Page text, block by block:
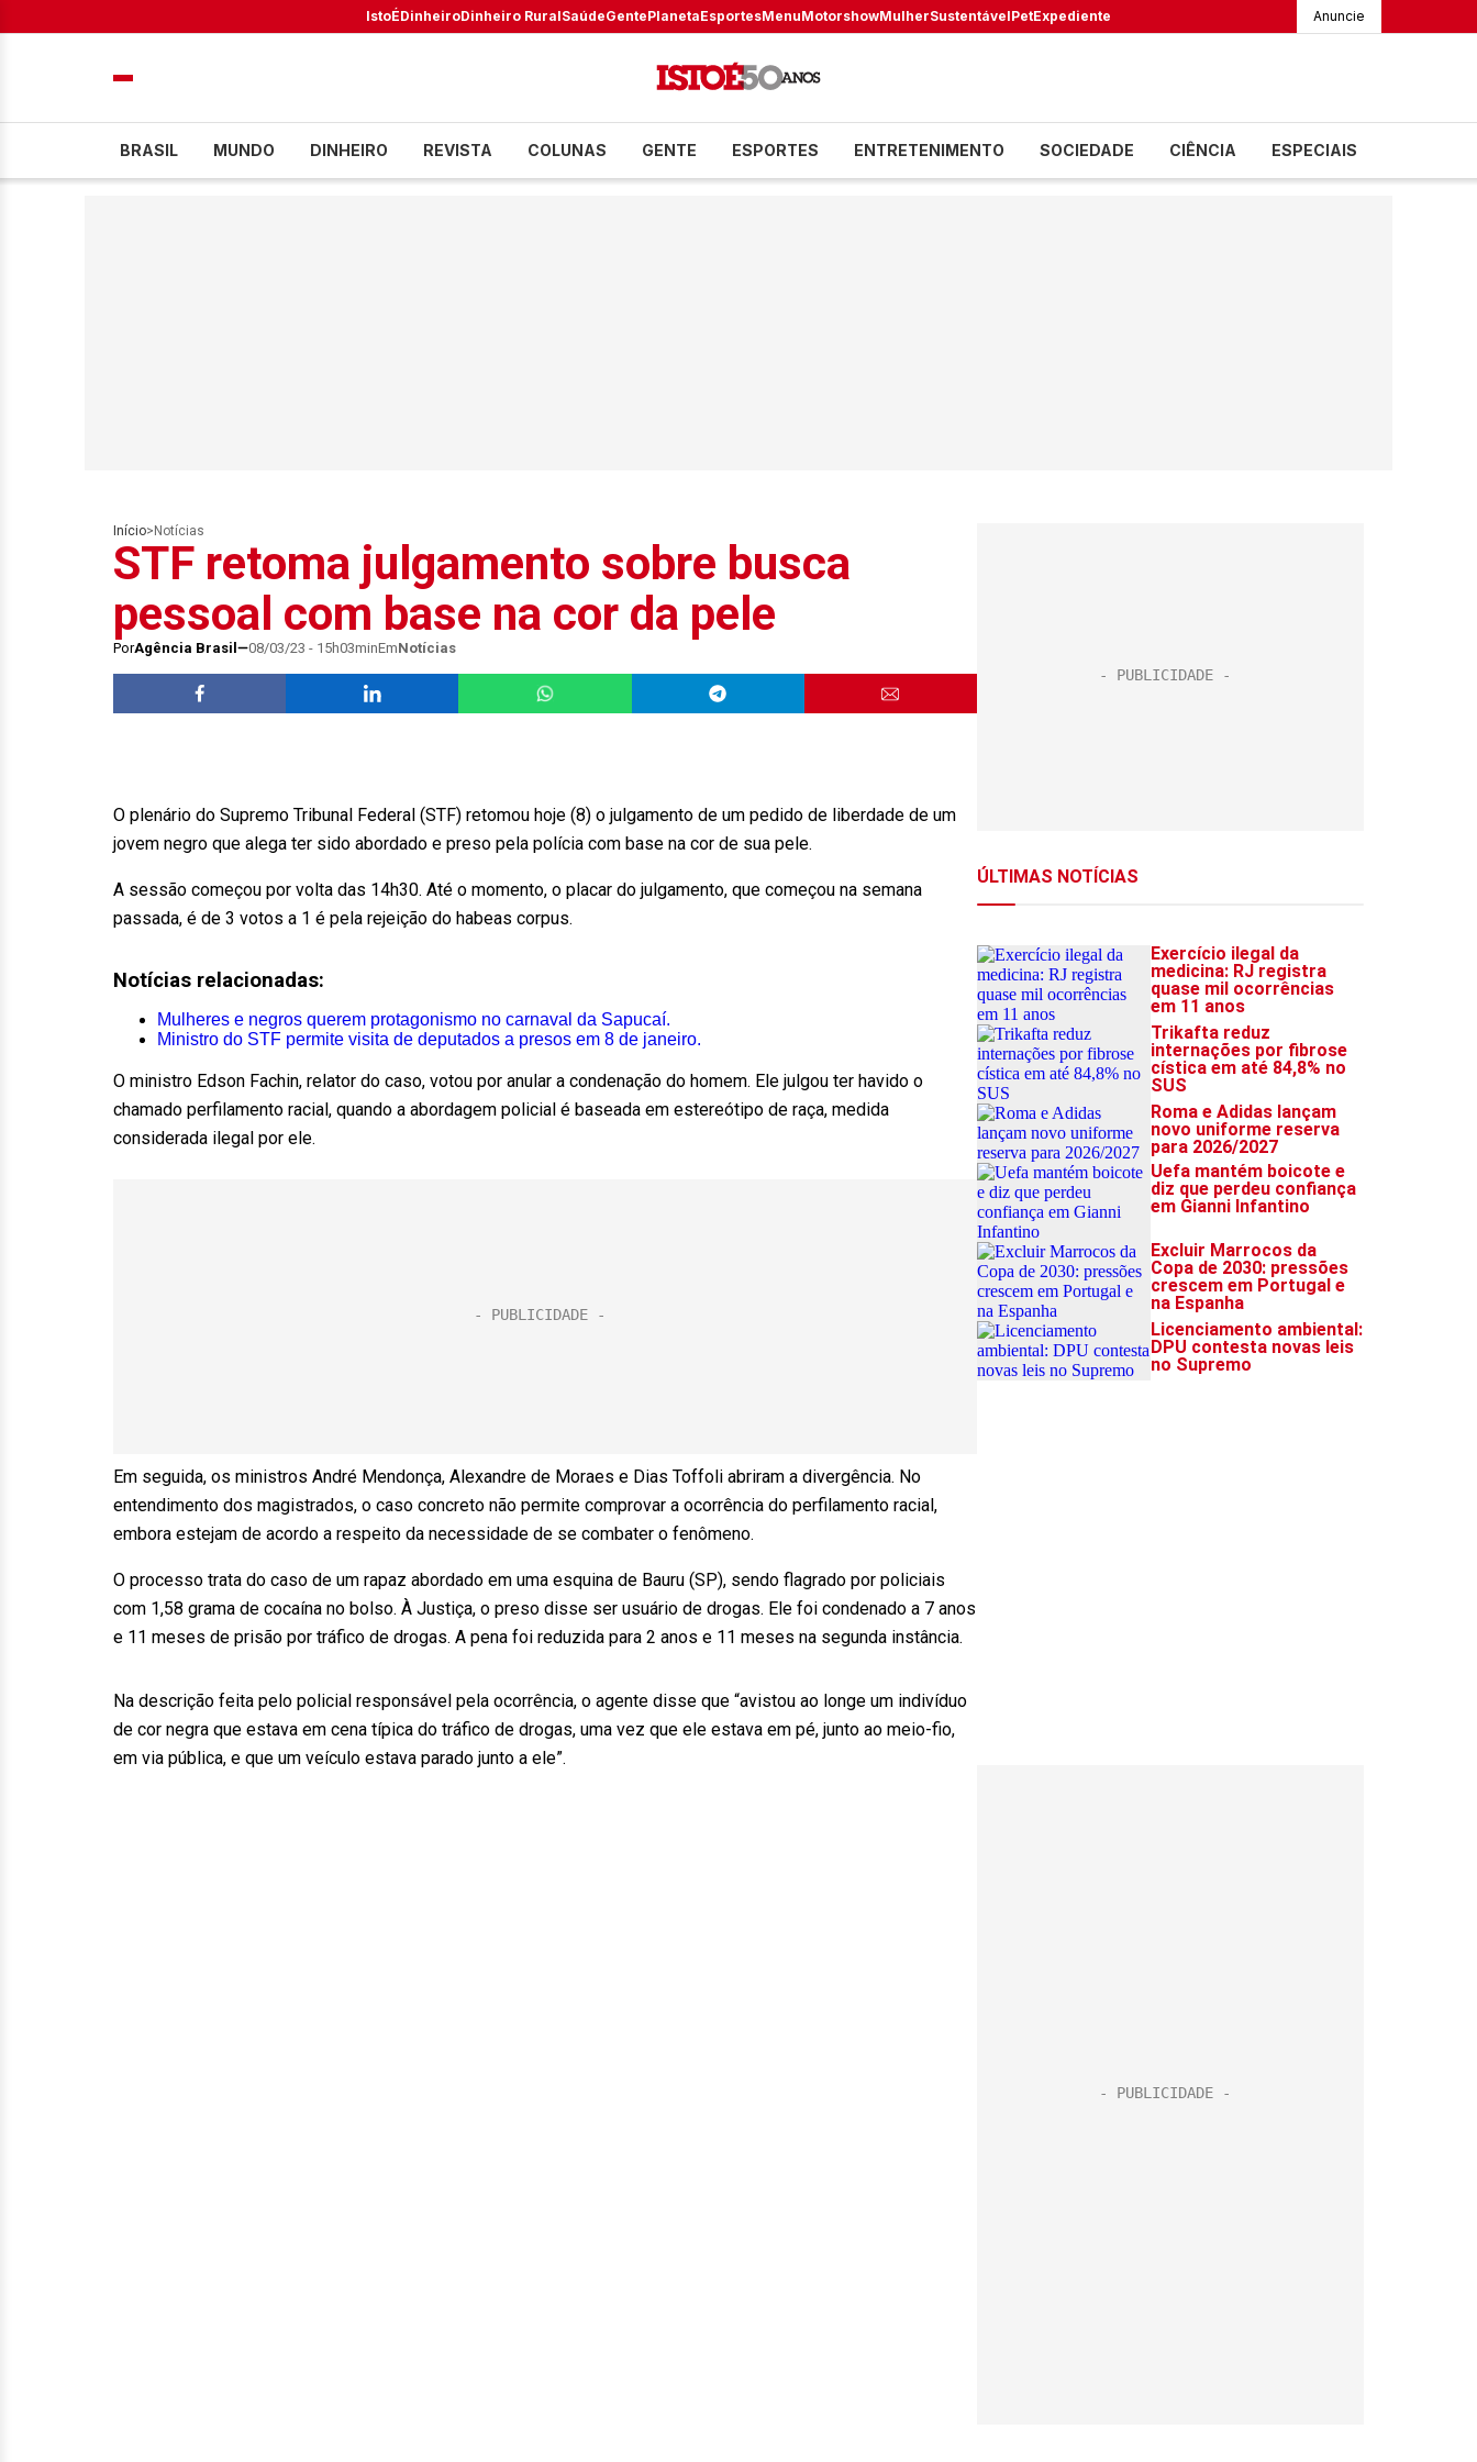
IstoÉDinheiroDinheiro RuralSaúdeGentePlanetaEsportesMenuMotorshowMulherSustentávelPetExpediente Anuncie
BRASIL MUNDO DINHEIRO REVISTA COLUNAS GENTE ESPORTES ENTRETENIMENTO SOCIEDADE CIÊNCIA ESPECIAIS
Início> Notícias
STF retoma julgamento sobre busca
pessoal com base na cor da pele
PorAgência Brasil 08/03/23 - 15h03minEmNotícias
O plenário do Supremo Tribunal Federal (STF) retomou hoje (8) o julgamento de um pedido de liberdade de um
jovem negro que alega ter sido abordado e preso pela polícia com base na cor de sua pele.
A sessão começou por volta das 14h30. Até o momento, o placar do julgamento, que começou na semana
passada, é de 3 votos a 1 é pela rejeição do habeas corpus.
Notícias relacionadas:
Mulheres e negros querem protagonismo no carnaval da Sapucaí.
Ministro do STF permite visita de deputados a presos em 8 de janeiro.
O ministro Edson Fachin, relator do caso, votou por anular a condenação do homem. Ele julgou ter havido o
chamado perfilamento racial, quando a abordagem policial é baseada em estereótipo de raça, medida
considerada ilegal por ele.
Em seguida, os ministros André Mendonça, Alexandre de Moraes e Dias Toffoli abriram a divergência. No
entendimento dos magistrados, o caso concreto não permite comprovar a ocorrência do perfilamento racial,
embora estejam de acordo a respeito da necessidade de se combater o fenômeno.
O processo trata do caso de um rapaz abordado em uma esquina de Bauru (SP), sendo flagrado por policiais
com 1,58 grama de cocaína no bolso. À Justiça, o preso disse ser usuário de drogas. Ele foi condenado a 7 anos
e 11 meses de prisão por tráfico de drogas. A pena foi reduzida para 2 anos e 11 meses na segunda instância.
Na descrição feita pelo policial responsável pela ocorrência, o agente disse que “avistou ao longe um indivíduo
de cor negra que estava em cena típica do tráfico de drogas, uma vez que ele estava em pé, junto ao meio-fio,
em via pública, e que um veículo estava parado junto a ele”.